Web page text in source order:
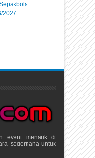
2027
event menarik di
sederhana untuk